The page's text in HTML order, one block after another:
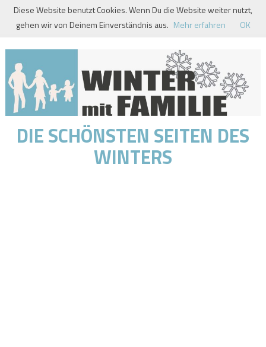
Skip
DIE SCHÖNSTEN SEITEN DES
WINTERS
Diese Website benutzt Cookies. Wenn Du die Website weiter nutzt,
gehen wir von Deinem Einverständnis aus. Mehr erfahren OK